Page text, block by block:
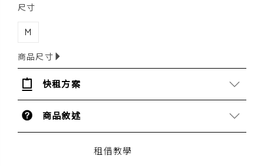
尺寸
M
商品尺寸
快租方案
商品敘述
租借教學